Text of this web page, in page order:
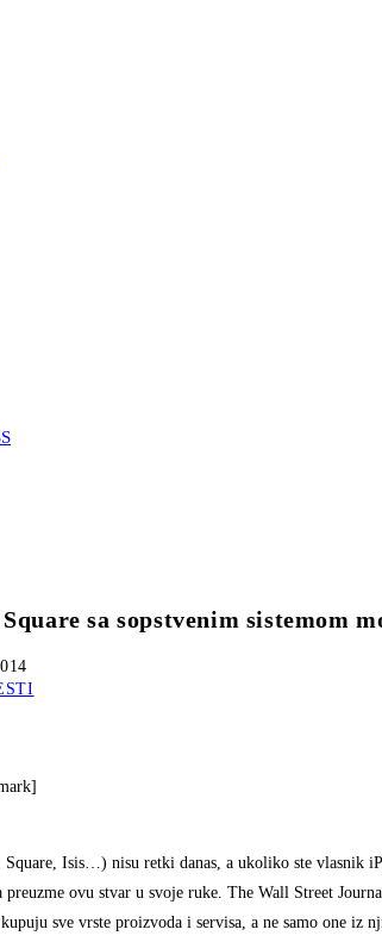
sa sopstvenim sistemom
Isis…) nisu retki danas, a ukoliko ste vlasnik
preuzme ovu stvar u svoje ruke. The Wall Street
sve vrste proizvoda i servisa, a ne samo one